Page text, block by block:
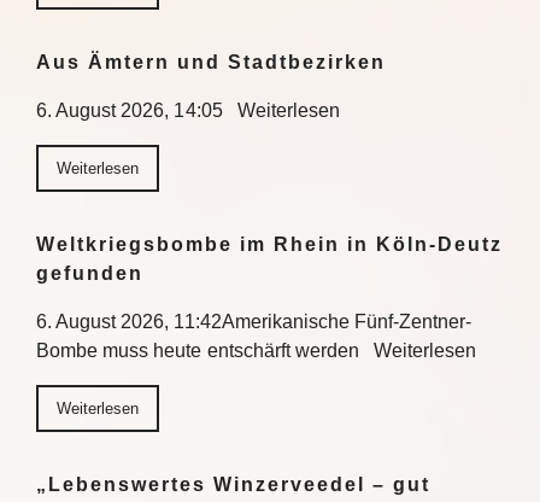
Aus Ämtern und Stadtbezirken
6. August 2026, 14:05 Weiterlesen
Weiterlesen
Weltkriegsbombe im Rhein in Köln-Deutz
gefunden
6. August 2026, 11:42Amerikanische Fünf-Zentner-
Bombe muss heute entschärft werden Weiterlesen
Weiterlesen
„Lebenswertes Winzerveedel – gut